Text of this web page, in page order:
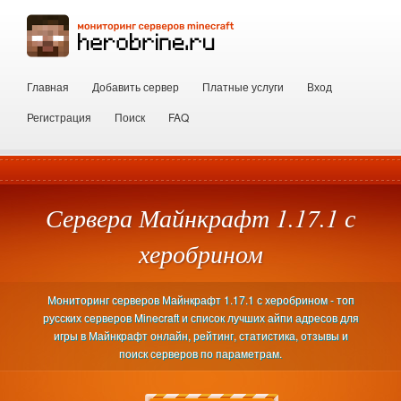
Главная Добавить сервер Платные услуги
Вход
Регистрация
Поиск FAQ
Сервера Майнкрафт 1.17.1 с
херобрином
Мониторинг серверов Майнкрафт 1.17.1 с херобрином - топ
русских серверов Minecraft и список лучших айпи адресов для
игры в Майнкрафт онлайн, рейтинг, статистика, отзывы и
поиск серверов по параметрам.